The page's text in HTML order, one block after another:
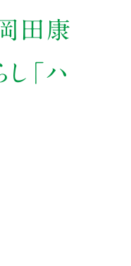
田康
「ハ